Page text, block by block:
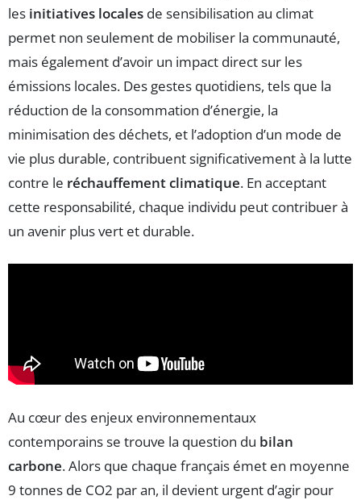
les initiatives locales de sensibilisation au climat
permet non seulement de mobiliser la communauté,
mais également d’avoir un impact direct sur les
émissions locales. Des gestes quotidiens, tels que la
réduction de la consommation d’énergie, la
minimisation des déchets, et l’adoption d’un mode de
vie plus durable, contribuent significativement à la lutte
contre le réchauffement climatique. En acceptant
cette responsabilité, chaque individu peut contribuer à
un avenir plus vert et durable.
Au cœur des enjeux environnementaux
contemporains se trouve la question du bilan
carbone. Alors que chaque français émet en moyenne
9 tonnes de CO2 par an, il devient urgent d’agir pour